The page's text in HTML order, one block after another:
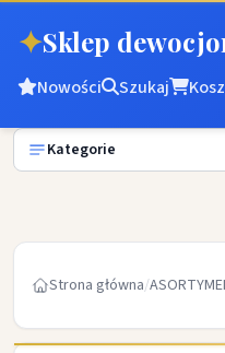
✦Sklep
Nowości Szukaj
Kategorie
Strona główna/